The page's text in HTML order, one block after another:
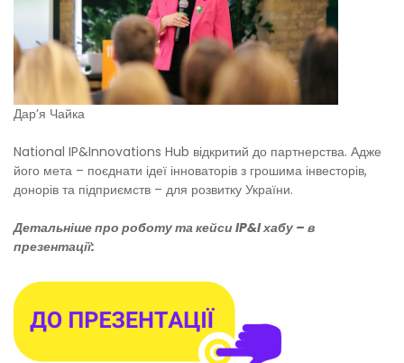
Дар’я Чайка
National IP&Innovations Hub відкритий до партнерства. Адже
його мета – поєднати ідеї інноваторів з грошима інвесторів,
донорів та підприємств – для розвитку України.
Детальніше про роботу та кейси IP&I хабу – в
презентації: